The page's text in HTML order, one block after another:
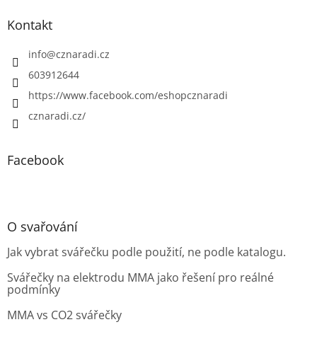
Kontakt
info@cznaradi.cz
603912644
https://www.facebook.com/eshopcznaradi
cznaradi.cz/
Facebook
O svařování
Jak vybrat svářečku podle použití, ne podle katalogu.
Svářečky na elektrodu MMA jako řešení pro reálné
podmínky
MMA vs CO2 svářečky